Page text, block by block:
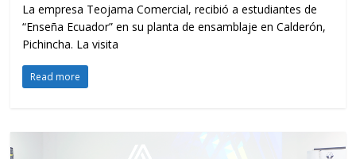
La empresa Teojama Comercial, recibió a estudiantes de
“Enseña Ecuador” en su planta de ensamblaje en Calderón,
Pichincha. La visita
Read more